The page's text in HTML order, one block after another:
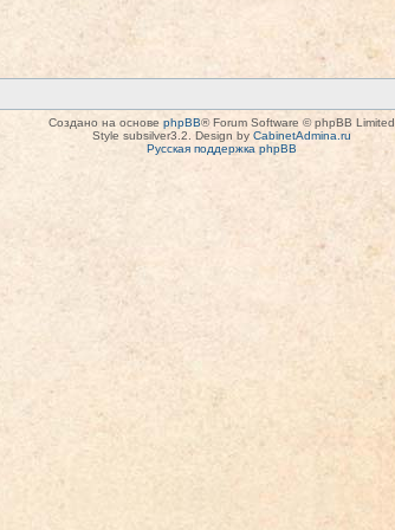
Создано на основе phpBB® Forum Software © phpBB Limited
Style subsilver3.2. Design by CabinetAdmina.ru
Русская поддержка phpBB